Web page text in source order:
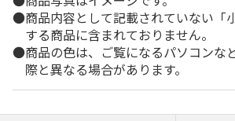
商品内容として記載されていない「
する商品に含まれておりません。
商品の色は、ご覧になるパソコンな
際と異なる場合があります。